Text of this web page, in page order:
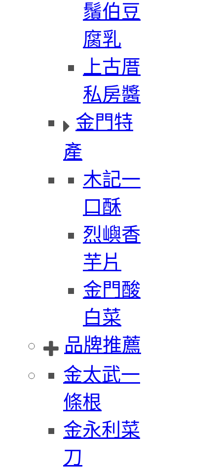
鬚伯豆
腐乳
上古厝
私房醬
金門特
產
木記一
口酥
烈嶼香
芋片
金門酸
白菜
品牌推薦
金太武一
條根
金永利菜
刀